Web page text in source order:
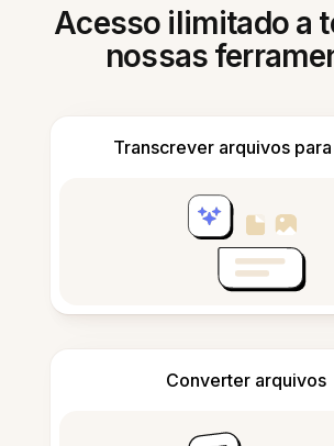
Acesso ilimitado a
nossas
Transcrever arquivos
Converter arquivos